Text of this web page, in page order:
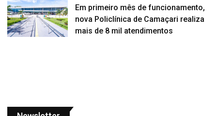
Em primeiro mês de funcionamento,
nova Policlínica de Camaçari realiza
mais de 8 mil atendimentos